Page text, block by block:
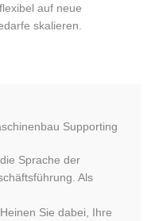
auf neue
skalieren.
Supporting
Sprache der
Als
Sie dabei, Ihre